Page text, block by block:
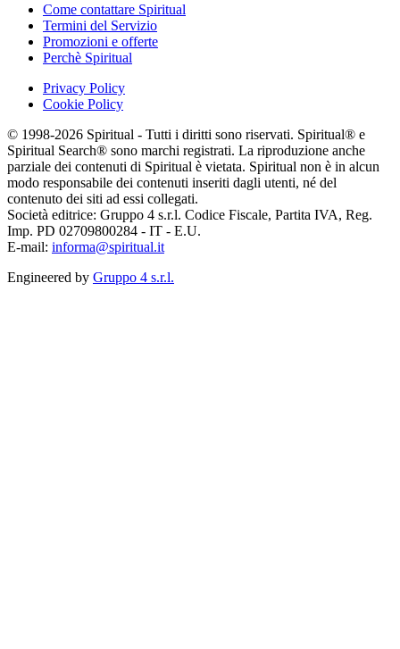
Come contattare Spiritual
Termini del Servizio
Promozioni e offerte
Perchè Spiritual
Privacy Policy
Cookie Policy
© 1998-2026 Spiritual - Tutti i diritti sono riservati. Spiritual® e
Spiritual Search® sono marchi registrati. La riproduzione anche
parziale dei contenuti di Spiritual è vietata. Spiritual non è in alcun
modo responsabile dei contenuti inseriti dagli utenti, né del
contenuto dei siti ad essi collegati.
Società editrice: Gruppo 4 s.r.l. Codice Fiscale, Partita IVA, Reg.
Imp. PD 02709800284 - IT - E.U.
E-mail: informa@spiritual.it
Engineered by Gruppo 4 s.r.l.